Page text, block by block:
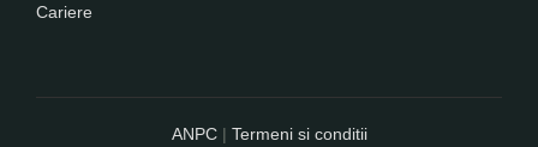
Cariere
ANPC| Termeni si conditii